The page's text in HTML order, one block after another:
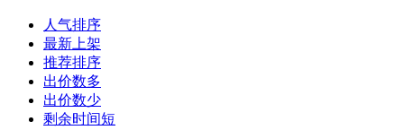
人气排序
最新上架
推荐排序
出价数多
出价数少
剩余时间短